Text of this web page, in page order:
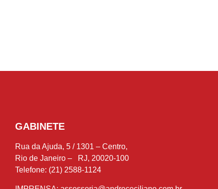
GABINETE
Rua da Ajuda, 5 / 1301 – Centro,
Rio de Janeiro – RJ, 20020-100
Telefone: (21) 2588-1124